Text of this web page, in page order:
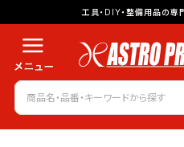
工具・DIY・整備用品の専